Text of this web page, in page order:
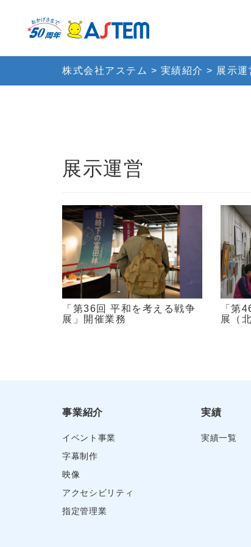
株式会社アステム > 実績紹介 > 展示運
展示運営
「第36回 平和を考える戦争
展」開催業務
「第
展（
事業紹介
イベント事業
字幕制作
映像
アクセシビリティ
指定管理業
実績
実績一覧